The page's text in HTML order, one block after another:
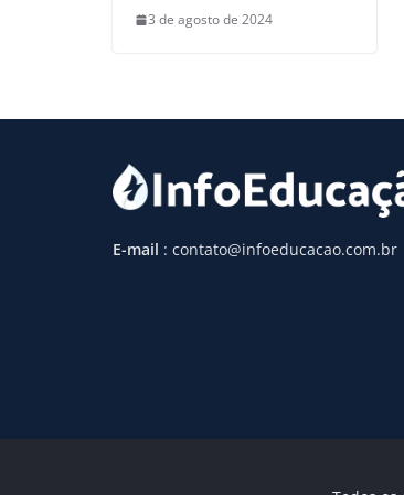
3 de agosto de 2024
E-mail : contato@infoeducacao.com.br